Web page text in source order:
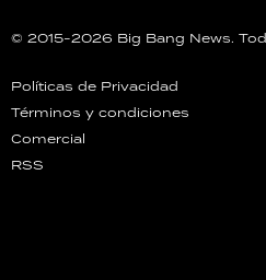
© 2015-2026 Big Bang News.
Políticas de Privacidad
Términos y condiciones
Comercial
RSS